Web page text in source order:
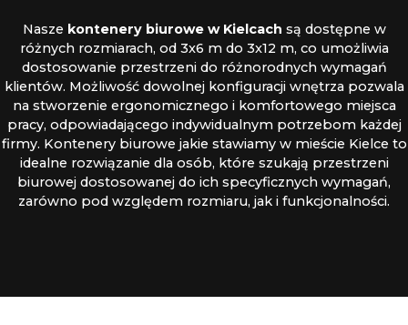
Nasze kontenery biurowe w Kielcach są dostępne w
różnych rozmiarach, od 3x6 m do 3x12 m, co umożliwia
dostosowanie przestrzeni do różnorodnych wymagań
klientów. Możliwość dowolnej konfiguracji wnętrza pozwala
na stworzenie ergonomicznego i komfortowego miejsca
pracy, odpowiadającego indywidualnym potrzebom każdej
firmy. Kontenery biurowe jakie stawiamy w mieście Kielce to
idealne rozwiązanie dla osób, które szukają przestrzeni
biurowej dostosowanej do ich specyficznych wymagań,
zarówno pod względem rozmiaru, jak i funkcjonalności.